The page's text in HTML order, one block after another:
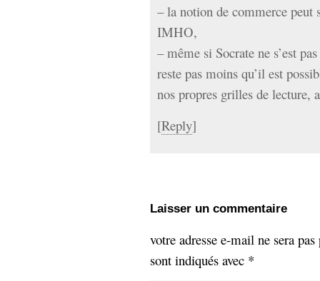
– la notion de commerce peut
IMHO,
– même si Socrate ne s’est
reste pas moins qu’il est
nos propres grilles de lecture,
[Reply]
Laisser un commentaire
votre adresse e-mail ne sera
sont indiqués avec *